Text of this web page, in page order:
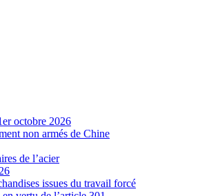
octobre 2026
non armés de Chine
de l’acier
issues du travail forcé